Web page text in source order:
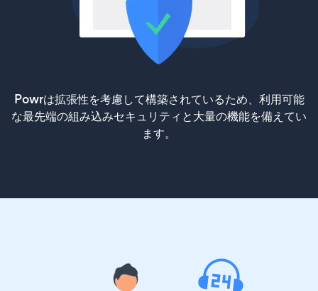
Powrは拡張性を考慮して構築されているため、利用可能
な最先端の組み込みセキュリティと大量の機能を備えてい
ます。